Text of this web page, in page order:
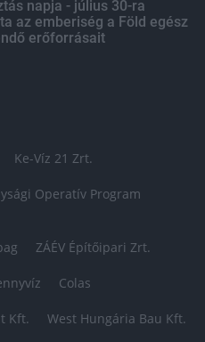
napja - július 30-ra
az emberiség a Föld egész
erőforrásait
Ke-Víz 21 Zrt.
Operatív Program
ZÁÉV Építőipari Zrt.
Colas
Kft. West Hungária Bau Kft.